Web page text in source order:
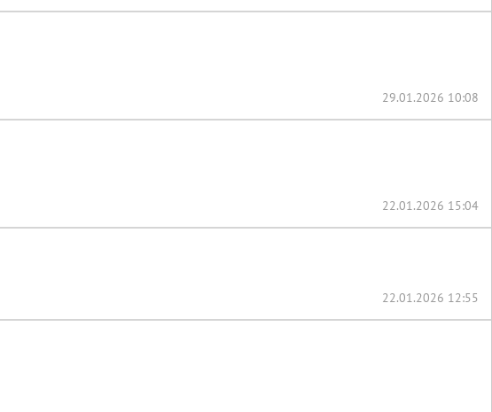
29.01.2026 10:08
22.01.2026 15:04
22.01.2026 12:55